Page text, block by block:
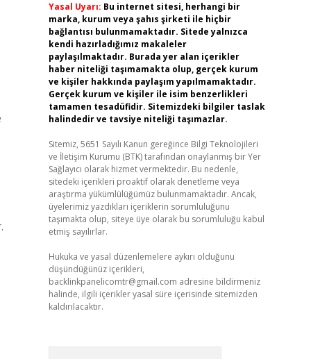
Yasal Uyarı: Bu internet sitesi, herhangi bir
marka, kurum veya şahıs şirketi ile hiçbir
bağlantısı bulunmamaktadır. Sitede yalnızca
kendi hazırladığımız makaleler
paylaşılmaktadır. Burada yer alan içerikler
haber niteliği taşımamakta olup, gerçek kurum
ve kişiler hakkında paylaşım yapılmamaktadır.
Gerçek kurum ve kişiler ile isim benzerlikleri
tamamen tesadüfidir. Sitemizdeki bilgiler taslak
halindedir ve tavsiye niteliği taşımazlar.
Sitemiz, 5651 Sayılı Kanun gereğince Bilgi Teknolojileri
ve İletişim Kurumu (BTK) tarafından onaylanmış bir Yer
Sağlayıcı olarak hizmet vermektedir. Bu nedenle,
sitedeki içerikleri proaktif olarak denetleme veya
araştırma yükümlülüğümüz bulunmamaktadır. Ancak,
üyelerimiz yazdıkları içeriklerin sorumluluğunu
taşımakta olup, siteye üye olarak bu sorumluluğu kabul
etmiş sayılırlar.
Hukuka ve yasal düzenlemelere aykırı olduğunu
düşündüğünüz içerikleri,
backlinkpanelicomtr@gmail.com adresine bildirmeniz
halinde, ilgili içerikler yasal süre içerisinde sitemizden
kaldırılacaktır.